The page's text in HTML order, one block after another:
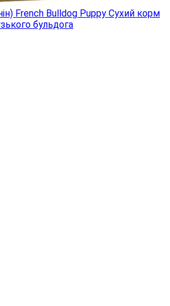
French Bulldog Puppy Сухий корм
бульдога